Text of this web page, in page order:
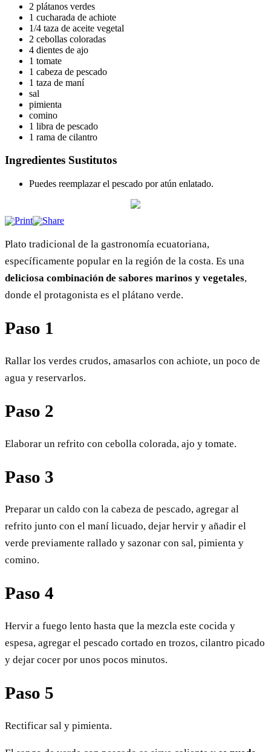
2 plátanos verdes
1 cucharada de achiote
1/4 taza de aceite vegetal
2 cebollas coloradas
4 dientes de ajo
1 tomate
1 cabeza de pescado
1 taza de maní
sal
pimienta
comino
1 libra de pescado
1 rama de cilantro
Ingredientes Sustitutos
Puedes reemplazar el pescado por atún enlatado.
Plato tradicional de la gastronomía ecuatoriana,
específicamente popular en la región de la costa. Es una
deliciosa combinación de sabores marinos y vegetales,
donde el protagonista es el plátano verde.
Paso 1
Rallar los verdes crudos, amasarlos con achiote, un poco de
agua y reservarlos.
Paso 2
Elaborar un refrito con cebolla colorada, ajo y tomate.
Paso 3
Preparar un caldo con la cabeza de pescado, agregar al
refrito junto con el maní licuado, dejar hervir y añadir el
verde previamente rallado y sazonar con sal, pimienta y
comino.
Paso 4
Hervir a fuego lento hasta que la mezcla este cocida y
espesa, agregar el pescado cortado en trozos, cilantro picado
y dejar cocer por unos pocos minutos.
Paso 5
Rectificar sal y pimienta.